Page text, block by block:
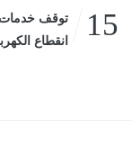
15
توقف خدمات
انقطاع